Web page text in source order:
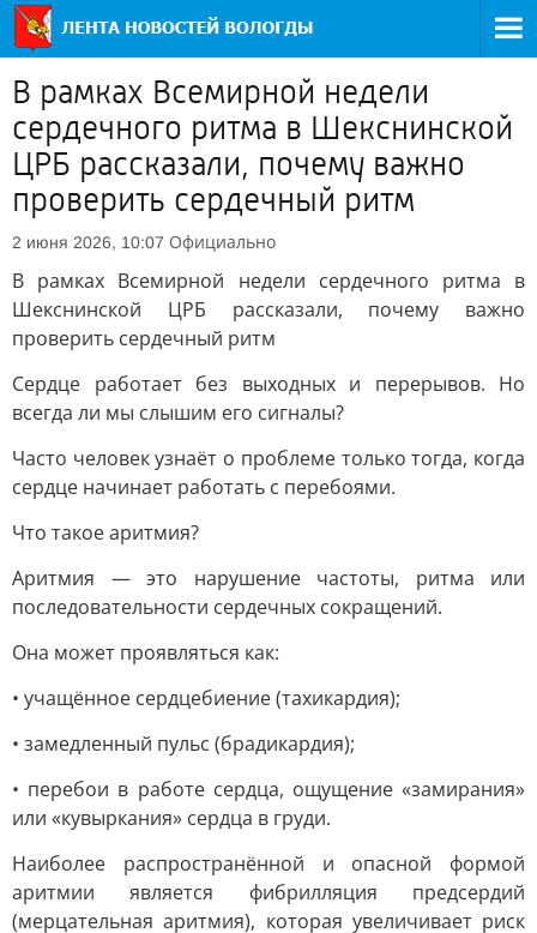
В рамках Всемирной недели
сердечного ритма в Шекснинской
ЦРБ рассказали, почему важно
проверить сердечный ритм
2 июня 2026, 10:07 Официально
В рамках Всемирной недели сердечного ритма в
Шекснинской ЦРБ рассказали, почему важно
проверить сердечный ритм
Сердце работает без выходных и перерывов. Но
всегда ли мы слышим его сигналы?
Часто человек узнаёт о проблеме только тогда, когда
сердце начинает работать с перебоями.
Что такое аритмия?
Аритмия — это нарушение частоты, ритма или
последовательности сердечных сокращений.
Она может проявляться как:
• учащённое сердцебиение (тахикардия);
• замедленный пульс (брадикардия);
• перебои в работе сердца, ощущение «замирания»
или «кувыркания» сердца в груди.
Наиболее распространённой и опасной формой
аритмии является фибрилляция предсердий
(мерцательная аритмия), которая увеличивает риск